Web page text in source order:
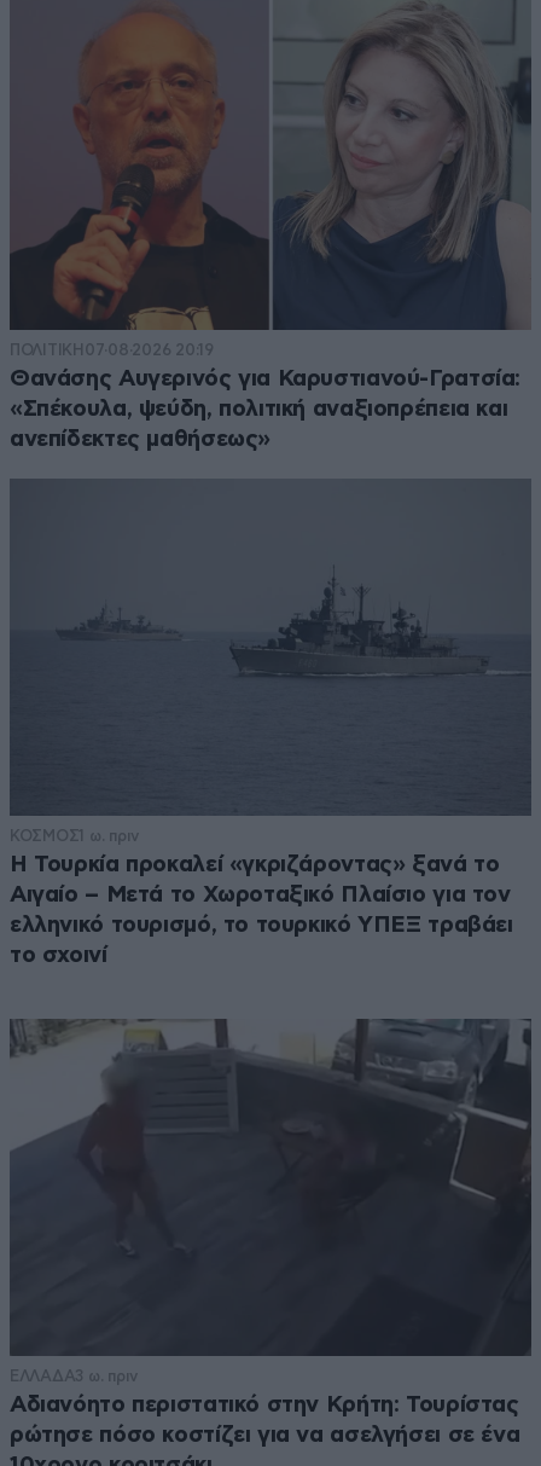
ΠΟΛΙΤΙΚΗ 07·08·2026 20:19
Θανάσης Αυγερινός για Καρυστιανού-Γρατσία:
«Σπέκουλα, ψεύδη, πολιτική αναξιοπρέπεια και
ανεπίδεκτες μαθήσεως»
ΚΟΣΜΟΣ1 ω. πριν
Η Τουρκία προκαλεί «γκριζάροντας» ξανά το
Αιγαίο – Μετά το Χωροταξικό Πλαίσιο για τον
ελληνικό τουρισμό, το τουρκικό ΥΠΕΞ τραβάει
το σχοινί
ΕΛΛΑΔΑ3 ω. πριν
Αδιανόητο περιστατικό στην Κρήτη: Τουρίστας
ρώτησε πόσο κοστίζει για να ασελγήσει σε ένα